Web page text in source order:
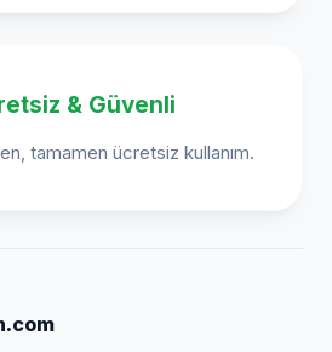
& Güvenli
tamamen ücretsiz kullanım.